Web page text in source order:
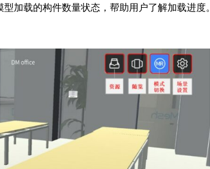
加载的构件数量状态，帮助用户了解加载进度。